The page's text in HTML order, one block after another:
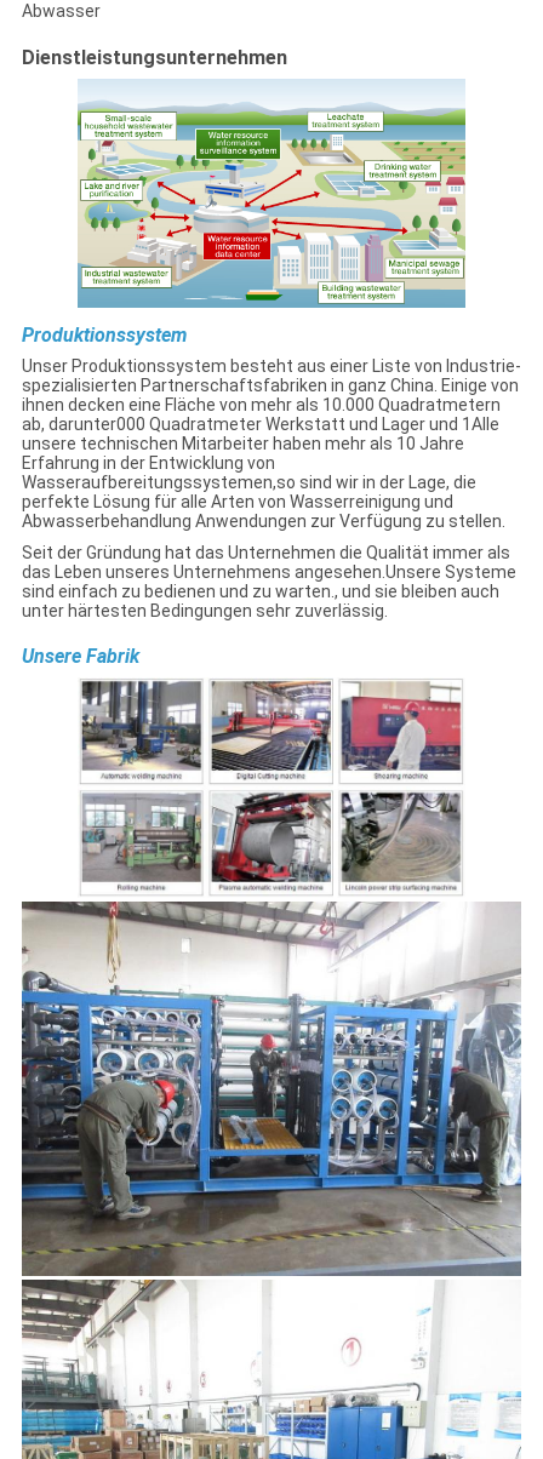
Dienstleistungsunternehmen
Produktionssystem
Unser Produktionssystem besteht aus einer Liste von Industrie-
spezialisierten Partnerschaftsfabriken in ganz China. Einige von
ihnen decken eine Fläche von mehr als 10.000 Quadratmetern
ab, darunter000 Quadratmeter Werkstatt und Lager und 1Alle
unsere technischen Mitarbeiter haben mehr als 10 Jahre
Erfahrung in der Entwicklung von
Wasseraufbereitungssystemen,so sind wir in der Lage, die
perfekte Lösung für alle Arten von Wasserreinigung und
Abwasserbehandlung Anwendungen zur Verfügung zu stellen.
Seit der Gründung hat das Unternehmen die Qualität immer als
das Leben unseres Unternehmens angesehen.Unsere Systeme
sind einfach zu bedienen und zu warten., und sie bleiben auch
unter härtesten Bedingungen sehr zuverlässig.
Unsere Fabrik